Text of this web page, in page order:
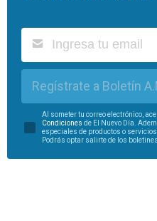
Regístrate a Boletín
Al someter tu correo electrónico,
Condiciones de El Nuevo Día.
especiales de productos o
Podrás optar salirte de los